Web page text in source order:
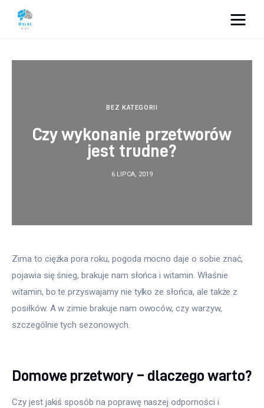
Dom i ogród
Więcej
BEZ KATEGORII
Czy wykonanie przetworów
jest trudne?
6 LIPCA, 2019
Zima to ciężka pora roku, pogoda mocno daje o sobie znać,
pojawia się śnieg, brakuje nam słońca i witamin. Właśnie
witamin, bo te przyswajamy nie tylko ze słońca, ale także z
posiłków. A w zimie brakuje nam owoców, czy warzyw,
szczególnie tych sezonowych.
Domowe przetwory – dlaczego warto?
Czy jest jakiś sposób na poprawę naszej odporności i